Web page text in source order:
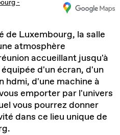
-
Luxembourg, la salle
atmosphère
accueillant jusqu'à
d'un écran, d'un
hdmi, d'une machine à
emporter par l'univers
vous pourrez donner
dans ce lieu unique de